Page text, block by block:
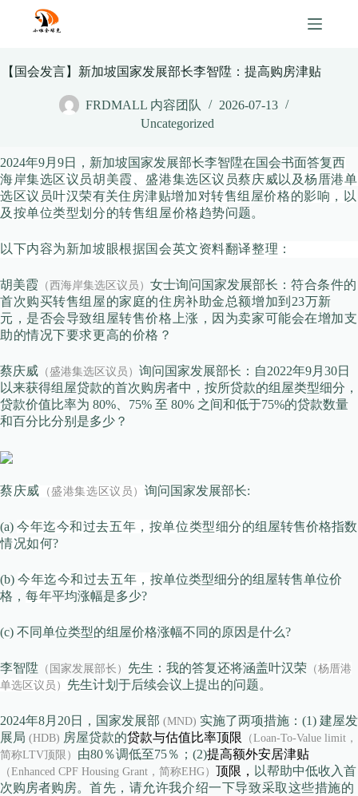
content
【国会发言】新加坡国家发展部长李智陞：提高购房津贴
FRDMALL 内容团队
2026-07-13
Uncategorized
2024年9月9日，新加坡国家发展部长李智陞在国会书面答复西
海岸集选区议员胡美霞、 盛港集选区议 员蔡庆威以及杨厝港单
选区议员叶汉荣有关住房津贴增加对转售组屋价格的影响，以
及按单位类型划分的转售组屋价格趋势问题。
以下内容为新加坡眼根据国会英文资料翻译整理：
胡美霞 （西海岸集选区议员） 女士询问国家发展部长： 符合条件的
首次购买转售组屋的家庭的住房补助金总额增加到23万新
元，是否会导致组屋转售价格上涨，因为卖家可能会在增加支
助的情况下要求更高的价格？
蔡庆威 （盛港集选区议员） 询问国家发展部长：自2022年9月30日
以来获得组屋贷款的首次购房者中，按所贷款的组屋类型细分，
贷款价值比率为 80%、75% 至 80% 之间和低于75%的贷款数量
和百分比分别是多少？
蔡庆威 （盛港集选区议员） 询问国家发展部长:
(a) 今年迄今和过去五年， 按单位类型细分的组屋转售价格指数
情况如何?
(b) 今年迄今和过去五年， 按单位类型细分的组屋转售单位价
格， 每年平均涨幅是多少?
(c) 不同单位类型的组屋价格涨幅不同的原因是什么?
李智陞 （国家发展部长） 先生：我的答复还将涵盖叶汉荣 （杨厝港
单选区议员） 先生计划于后续会议上提出的问题。
2024年8月20日，国家发展部 (MND) 实施了两项措施：(1) 建屋发
展局 (HDB) 房屋贷款的贷款与估值比率顶限 （Loan-To-Value limit，
简称LTV顶限） 由80％调低至75％；(2)提高额外安居津贴
（Enhanced CPF Housing Grant，简称EHG） 顶限， 以帮助中低收入首
次购房者购房。 首先，请允许我介绍一下导致采取这些措施的